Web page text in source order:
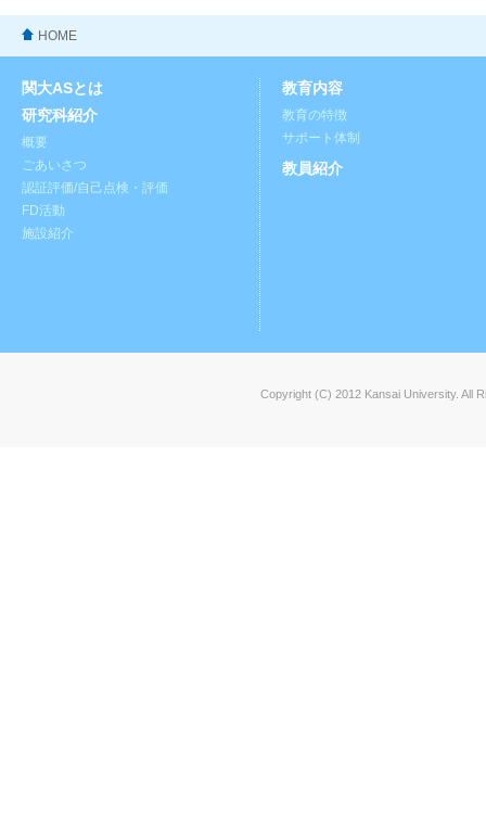
HOME
関大ASとは
研究科紹介
概要
ごあいさつ
認証評価/自己点検・評価
FD活動
施設紹介
教育内容
教育の特徴
サポート体制
教員紹介
Copyright (C) 2012 Kansai University. All